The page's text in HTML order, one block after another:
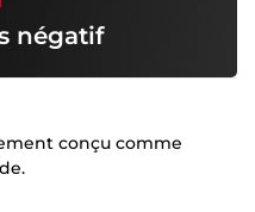
négatif
conçu comme